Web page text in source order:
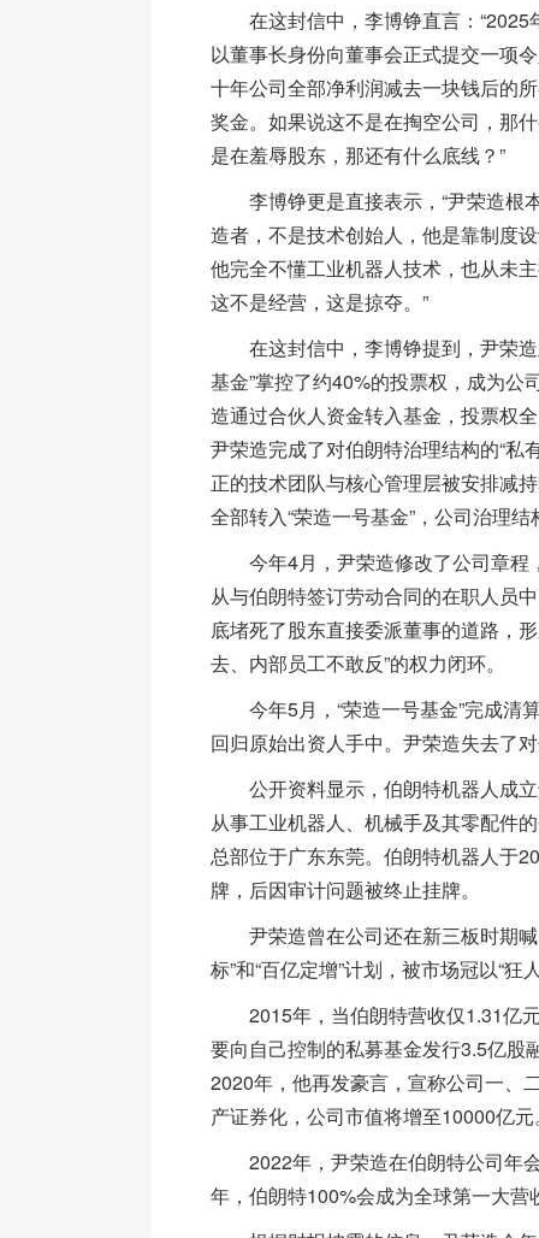
在这封信中，李博铮直言：“2025
以董事长身份向董事会正式提交一项
十年公司全部净利润减去一块钱后的
奖金。如果说这不是在掏空公司，那
是在羞辱股东，那还有什么底线？”
李博铮更是直接表示，“尹荣造根
造者，不是技术创始人，他是靠制度
他完全不懂工业机器人技术，也从未
这不是经营，这是掠夺。”
在这封信中，李博铮提到，尹荣造
基金”掌控了约40%的投票权，成为公
造通过合伙人资金转入基金，投票权
尹荣造完成了对伯朗特治理结构的“私
正的技术团队与核心管理层被安排减
全部转入“荣造一号基金”，公司治理
今年4月，尹荣造修改了公司章程
从与伯朗特签订劳动合同的在职人员
底堵死了股东直接委派董事的道路，
去、内部员工不敢反”的权力闭环。
今年5月，“荣造一号基金”完成清
回归原始出资人手中。尹荣造失去了
公开资料显示，伯朗特机器人成立
从事工业机器人、机械手及其零配件
总部位于广东东莞。伯朗特机器人于
牌，后因审计问题被终止挂牌。
尹荣造曾在公司还在新三板时期喊
标”和“百亿定增”计划，被市场冠以“狂
2015年，当伯朗特营收仅1.31亿
要向自己控制的私募基金发行3.5亿股
2020年，他再发豪言，宣称公司一、
产证券化，公司市值将增至10000亿
2022年，尹荣造在伯朗特公司年
年，伯朗特100%会成为全球第一大营